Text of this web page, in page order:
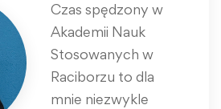
Czas spędzony w
Akademii Nauk
Stosowanych w
Raciborzu to dla
mnie niezwykle